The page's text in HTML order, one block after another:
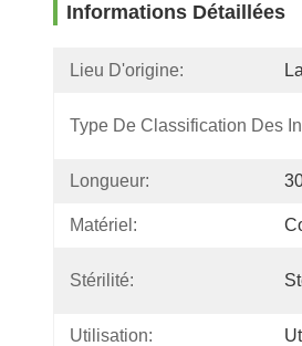
Informations Détaillées
Lieu D'origine:
Type De Classification Des
Longueur:
Matériel:
Stérilité:
Utilisation: